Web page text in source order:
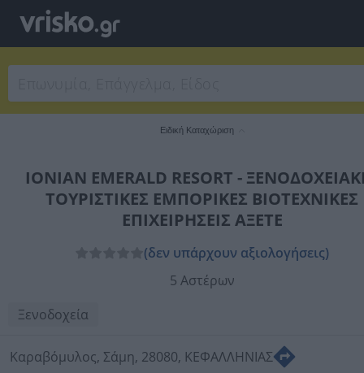
Ειδική Καταχώριση
IONIAN EMERALD RESORT -
ΤΟΥΡΙΣΤΙΚΕΣ ΕΜΠΟΡΙΚΕΣ ΒΙΟΤΕΧΝΙΚΕΣ
ΕΠΙΧΕΙΡΗΣΕΙΣ ΑΞΕΤΕ
(δεν υπάρχουν αξιολογήσεις)
5 Αστέρων
Ξενοδοχεία
Καραβόμυλος, Σάμη, 28080, ΚΕΦΑΛΛΗΝΙΑΣ